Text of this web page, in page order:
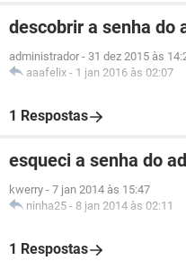
descobrir a senha do
administrador - 31 dez 2015 às
aaafelix - 1 jan 2016 às 02:07
1 Respostas
esqueci a senha do
kwerry - 7 jan 2014 às 15:47
ninha25 - 8 jan 2014 às 02:11
1 Respostas